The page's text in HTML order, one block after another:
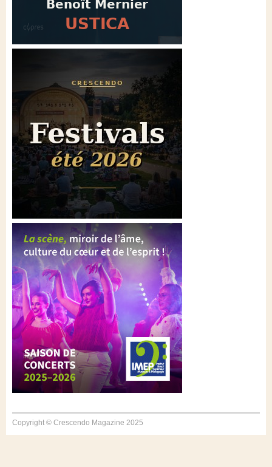
Copyright © Crescendo Magazine 2025